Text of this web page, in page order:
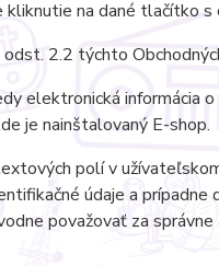
na dané tlačítko s
2.2 týchto
informácia o
je nainštalovaný E-shop.
polí v
údaje a prípadne
považovať za